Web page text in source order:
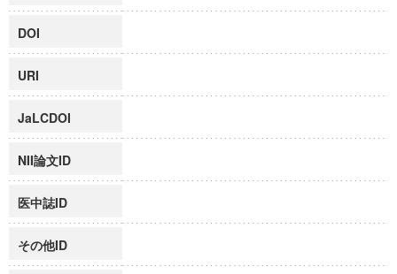
DOI
URI
JaLCDOI
NII論文ID
医中誌ID
その他ID